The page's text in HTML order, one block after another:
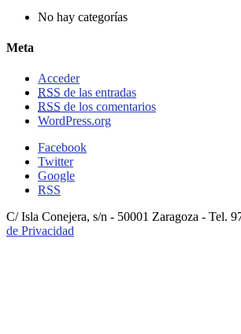
No hay categorías
Meta
Acceder
RSS de las entradas
RSS de los comentarios
WordPress.org
Facebook
Twitter
Google
RSS
C/ Isla Conejera, s/n - 50001 Zaragoza - Tel.
de Privacidad